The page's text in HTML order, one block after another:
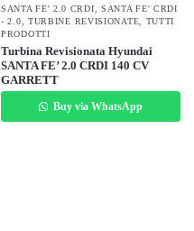
SANTA FE' 2.0 CRDI ,SANTA FE' CRDI
- 2.0
TURBINE REVISIONATE
TUTTI
PRODOTTI
Turbina Revisionata Hyundai
SANTA FE’ 2.0 CRDI 140 CV
GARRETT
Buy via WhatsApp